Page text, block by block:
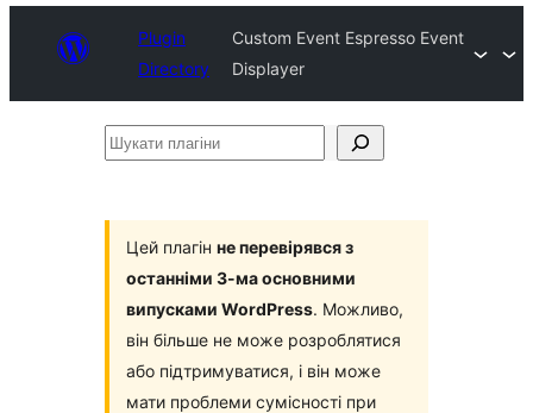
Plugin
Directory
Custom Event Espresso Event
Displayer
Шукати
Цей плагін не перевірявся з
останніми 3-ма основними
випусками WordPress. Можливо,
він більше не може розроблятися
або підтримуватися, і він може
мати проблеми сумісності при